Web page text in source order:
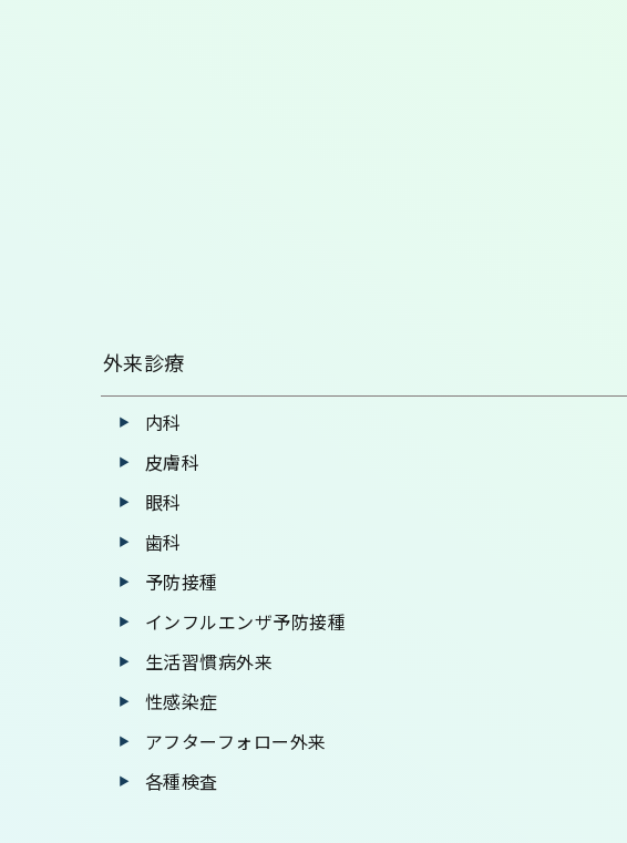
外来診療
内科
皮膚科
眼科
歯科
予防接種
インフルエンザ予防接種
生活習慣病外来
性感染症
アフターフォロー外来
各種検査